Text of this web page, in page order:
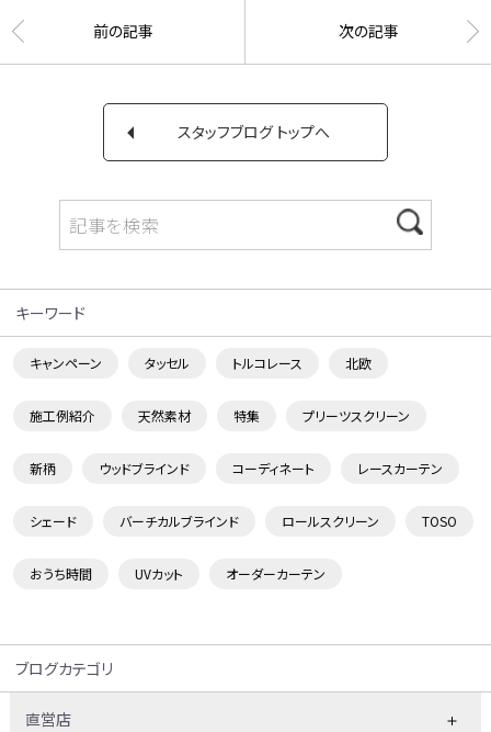
前の記事 次の記事
スタッフブログ トップへ
キーワード
キャンペーン タッセル トルコレース 北欧
施工例紹介 天然素材 特集 プリーツスクリーン
新柄 ウッドブラインド コーディネート レースカーテン
シェード バーチカルブラインド ロールスクリーン TOSO
おうち時間 UVカット オーダーカーテン
ブログカテゴリ
直営店